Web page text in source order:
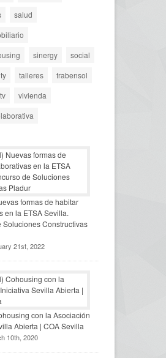
salud
sinergy
social
talleres
trabensol
tv
vivienda
formas de habitar
en la ETSA Sevilla.
Soluciones Constructivas
21st, 2022
con la Asociación
Abierta | COA Sevilla
10th, 2020